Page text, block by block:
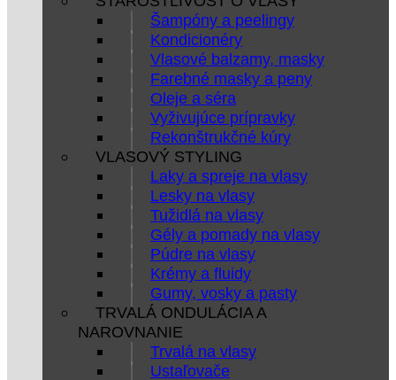
Šampóny a peelingy
Kondicionéry
Vlasové balzamy, masky
Farebné masky a peny
Oleje a séra
Vyživujúce prípravky
Rekonštrukčné kúry
VLASOVÝ STYLING
Laky a spreje na vlasy
Lesky na vlasy
Tužidlá na vlasy
Gély a pomady na vlasy
Púdre na vlasy
Krémy a fluidy
Gumy, vosky a pasty
TRVALÁ ONDULÁCIA A
NAROVNANIE
Trvalá na vlasy
Ustaľovače